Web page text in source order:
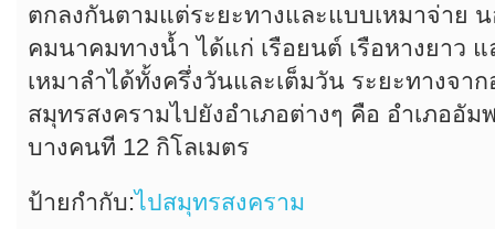
ตกลงกันตามแต่ระยะทางและแบบเหมาจ่าย
คมนาคมทางน้ำ ได้แก่ เรือยนต์ เรือหางยาว แ
เหมาลำได้ทั้งครึ่งวันและเต็มวัน ระยะทางจาก
สมุทรสงครามไปยังอำเภอต่างๆ คือ อำเภออัม
บางคนที 12 กิโลเมตร
ป้ายกำกับ:ไปสมุทรสงคราม